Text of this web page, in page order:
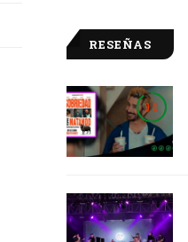
RESEÑAS
9.0